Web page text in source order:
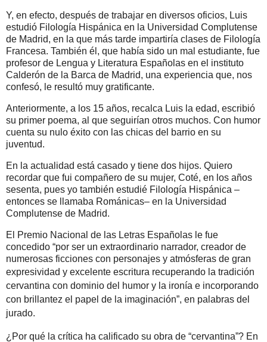
Y, en efecto, después de trabajar en diversos oficios, Luis
estudió Filología Hispánica en la Universidad Complutense
de Madrid, en la que más tarde impartiría clases de Filología
Francesa. También él, que había sido un mal estudiante, fue
profesor de Lengua y Literatura Españolas en el instituto
Calderón de la Barca de Madrid, una experiencia que, nos
confesó, le resultó muy gratificante.
Anteriormente, a los 15 años, recalca Luis la edad, escribió
su primer poema, al que seguirían otros muchos. Con humor
cuenta su nulo éxito con las chicas del barrio en su
juventud.
En la actualidad está casado y tiene dos hijos. Quiero
recordar que fui compañero de su mujer, Coté, en los años
sesenta, pues yo también estudié Filología Hispánica –
entonces se llamaba Románicas– en la Universidad
Complutense de Madrid.
El Premio Nacional de las Letras Españolas le fue
concedido “por ser un extraordinario narrador, creador de
numerosas ficciones con personajes y atmósferas de gran
expresividad y excelente escritura recuperando la tradición
cervantina con dominio del humor y la ironía e incorporando
con brillantez el papel de la imaginación”, en palabras del
jurado.
¿Por qué la crítica ha calificado su obra de “cervantina”? En